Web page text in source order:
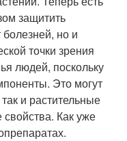
защитить
болезней, но и
точки зрения
людей, поскольку
Это могут
и растительные
Как уже